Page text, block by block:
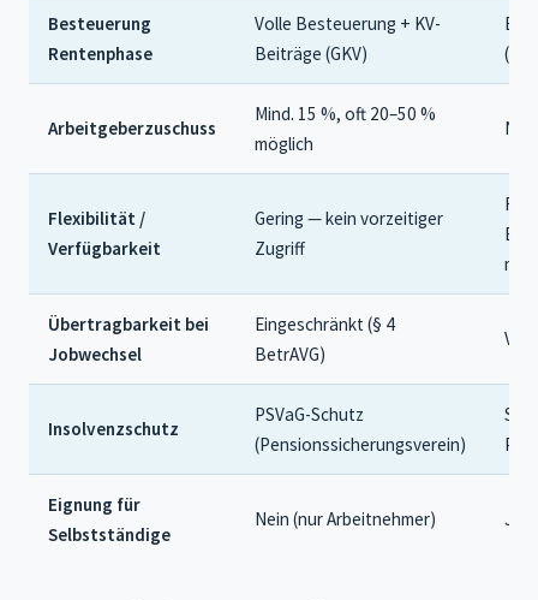
Besteuerung
Rentenphase
Volle Besteuerung + KV-
Beiträge (GKV)
Arbeitgeberzuschuss
Mind. 15 %, oft 20–50 %
möglich
Flexibilität /
Verfügbarkeit
Gering — kein vorzeitiger
Zugriff
Übertragbarkeit bei
Jobwechsel
Eingeschränkt (§ 4
BetrAVG)
Insolvenzschutz
PSVaG-Schutz
(Pensionssicherungsverein)
Eignung für
Selbstständige
Nein (nur Arbeitnehmer) Ja,